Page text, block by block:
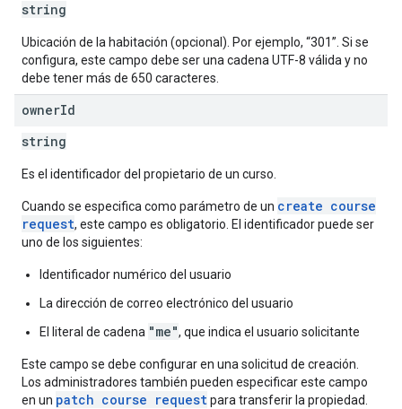
string
Ubicación de la habitación (opcional). Por ejemplo, “301”. Si se
configura, este campo debe ser una cadena UTF-8 válida y no
debe tener más de 650 caracteres.
ownerId
string
Es el identificador del propietario de un curso.
Cuando se especifica como parámetro de un create course
request, este campo es obligatorio. El identificador puede ser
uno de los siguientes:
Identificador numérico del usuario
La dirección de correo electrónico del usuario
El literal de cadena "me", que indica el usuario solicitante
Este campo se debe configurar en una solicitud de creación.
Los administradores también pueden especificar este campo
en un patch course requestpara transferir la propiedad.